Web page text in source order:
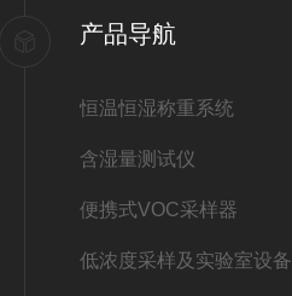
产品导航
恒温恒湿称重系统
含湿量测试仪
便携式VOC采样器
低浓度采样及实验室设备